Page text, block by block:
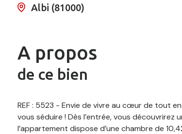
Albi (81000)
A propos
de ce bien
REF : 5523 - Envie de vivre au cœur de tout
vous séduire ! Dès l’entrée, vous
l’appartement dispose d’une chambre de